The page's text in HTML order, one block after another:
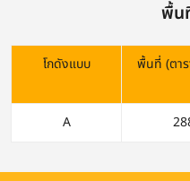
พื้น
โกดังแบบ พื้นที่ (ตาร
A